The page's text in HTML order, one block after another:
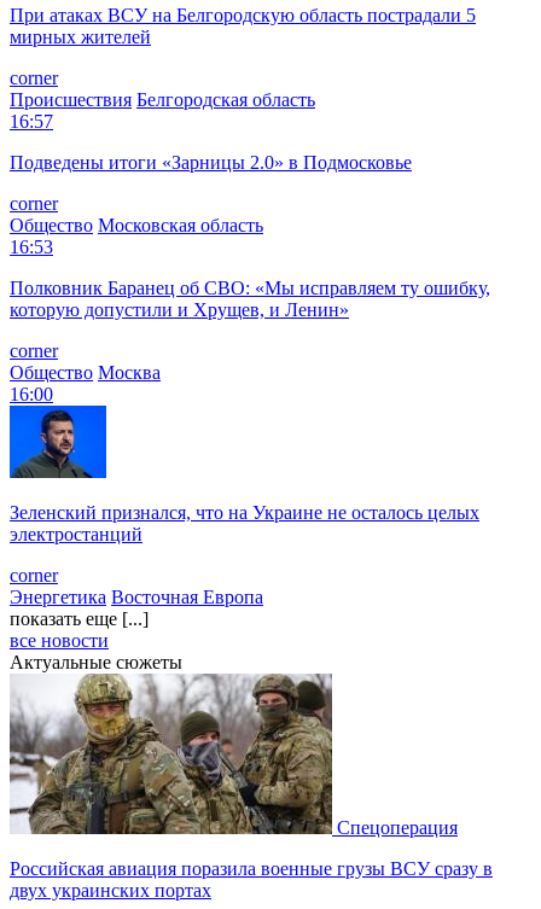
При атаках ВСУ на Белгородскую область пострадали 5
мирных жителей
corner
Происшествия Белгородская область
16:57
Подведены итоги «Зарницы 2.0» в Подмосковье
corner
Общество Московская область
16:53
Полковник Баранец об СВО: «Мы исправляем ту ошибку,
которую допустили и Хрущев, и Ленин»
corner
Общество Москва
16:00
Зеленский признался, что на Украине не осталось целых
электростанций
corner
Энергетика Восточная Европа
показать еще [...]
все новости
Актуальные сюжеты
Спецоперация
Российская авиация поразила военные грузы ВСУ сразу в
двух украинских портах